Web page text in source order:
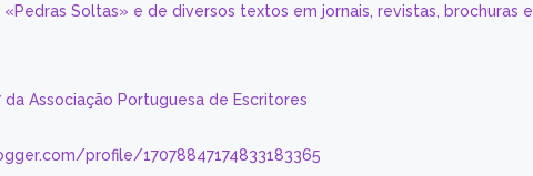
Soltas» e de diversos textos em jornais, revistas, brochuras e
da Associação Portuguesa de Escritores
profile/17078847174833183365